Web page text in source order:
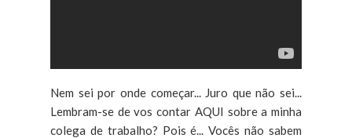
Nem sei por onde começar... Juro que não sei...
Lembram-se de vos contar AQUI sobre a minha
colega de trabalho? Pois é... Vocês não sabem